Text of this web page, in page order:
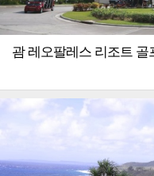
괌 레오팔레스 리조트